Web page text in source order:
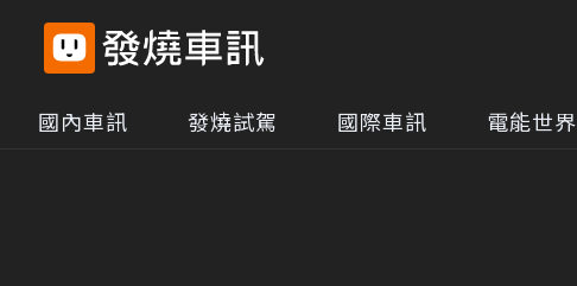
國內車訊 發燒試駕 國際車訊 電能世界